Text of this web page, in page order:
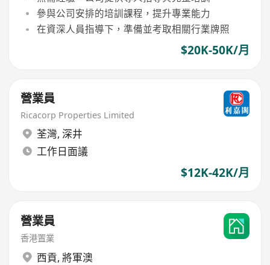
參與公司安排的培訓課程，提升專業能力
在資深人員指導下，準備並考取相關行業牌照
$20K-50K/月
營業員
Ricacorp Properties Limited
荃灣, 深井
工作日面議
$12K-42K/月
營業員
香港置業
西貢, 將軍澳